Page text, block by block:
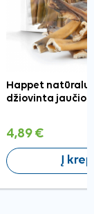
Happet
džiovinta jaučio
4,89 €
Į